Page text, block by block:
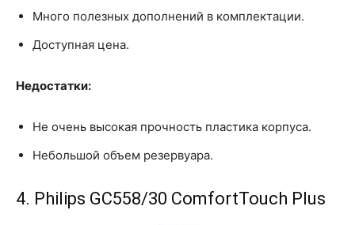
Много полезных дополнений в комплектации.
Доступная цена.
Недостатки:
Не очень высокая прочность пластика корпуса.
Небольшой объем резервуара.
4. Philips GC558/30 ComfortTouch Plus